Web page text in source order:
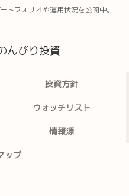
トフォリオや運用状況を公開中。
んびり投資
投資方針
ウォッチリスト
情報源
ップ